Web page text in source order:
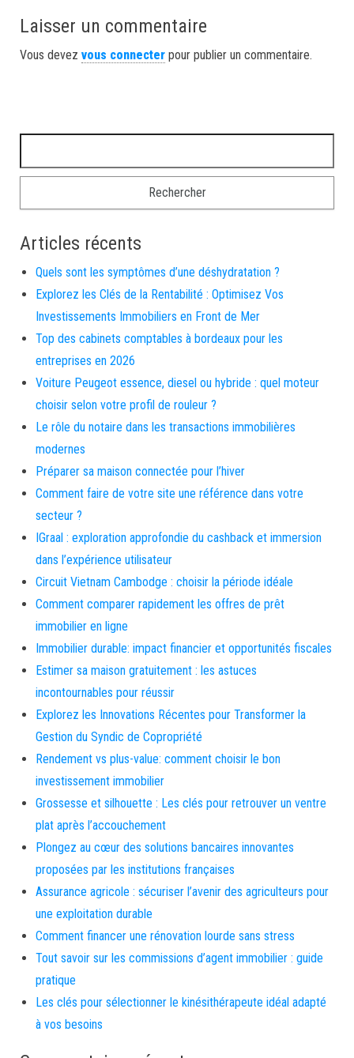
Laisser un commentaire
Vous devez vous connecter pour publier un commentaire.
Articles récents
Quels sont les symptômes d’une déshydratation ?
Explorez les Clés de la Rentabilité : Optimisez Vos
Investissements Immobiliers en Front de Mer
Top des cabinets comptables à bordeaux pour les
entreprises en 2026
Voiture Peugeot essence, diesel ou hybride : quel moteur
choisir selon votre profil de rouleur ?
Le rôle du notaire dans les transactions immobilières
modernes
Préparer sa maison connectée pour l’hiver
Comment faire de votre site une référence dans votre
secteur ?
IGraal : exploration approfondie du cashback et immersion
dans l’expérience utilisateur
Circuit Vietnam Cambodge : choisir la période idéale
Comment comparer rapidement les offres de prêt
immobilier en ligne
Immobilier durable: impact financier et opportunités fiscales
Estimer sa maison gratuitement : les astuces
incontournables pour réussir
Explorez les Innovations Récentes pour Transformer la
Gestion du Syndic de Copropriété
Rendement vs plus-value: comment choisir le bon
investissement immobilier
Grossesse et silhouette : Les clés pour retrouver un ventre
plat après l’accouchement
Plongez au cœur des solutions bancaires innovantes
proposées par les institutions françaises
Assurance agricole : sécuriser l’avenir des agriculteurs pour
une exploitation durable
Comment financer une rénovation lourde sans stress
Tout savoir sur les commissions d’agent immobilier : guide
pratique
Les clés pour sélectionner le kinésithérapeute idéal adapté
à vos besoins